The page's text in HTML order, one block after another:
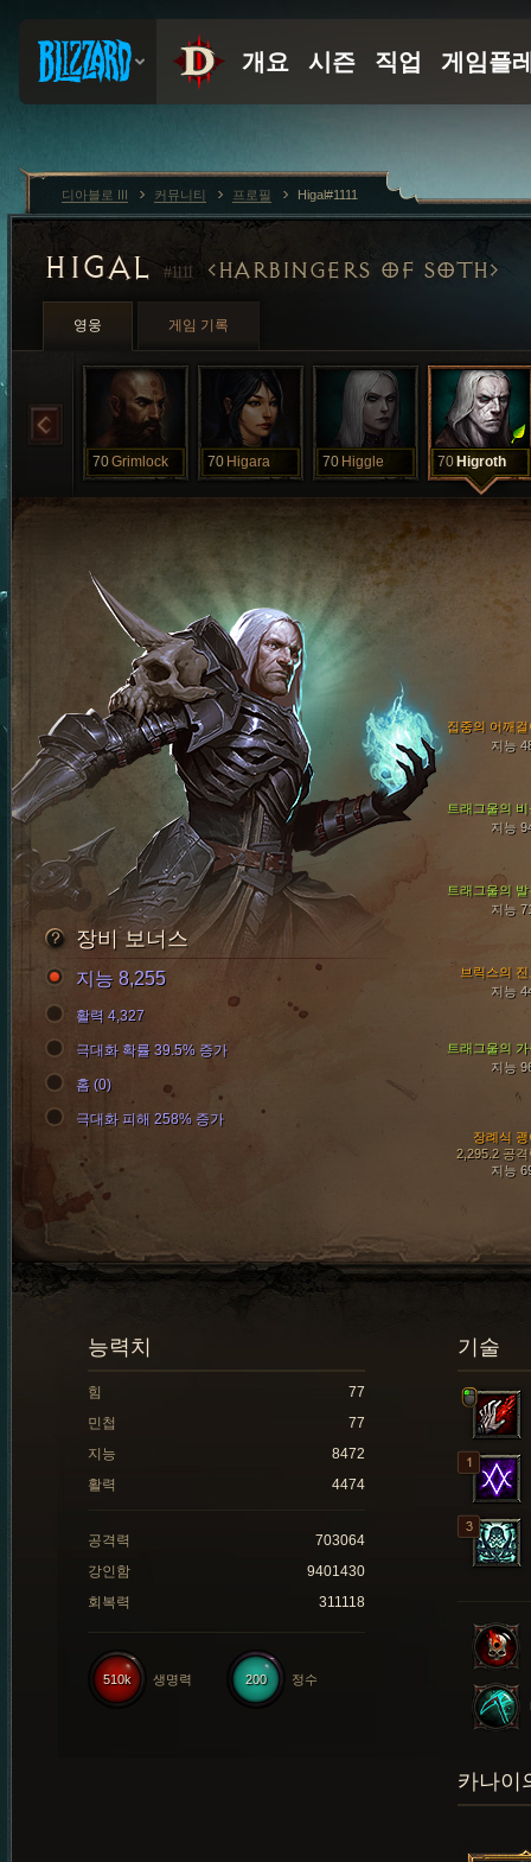
HIGAL #1111 HARBINGERS OF SOTH
영웅 게임 기록
70Grimlock 70 Higara 70 Higgle 70 Higroth
트래그울의 비
지능
트래그울의 발
지능
집중의 어깨걸
지능
트래그울의 가
지능
장례식 괭
2,295.2 공격
지능
브릭스의 진
지능
장비 보너스
지능 8,255
활력 4,327
극대화 확률 39.5% 증가
홈 (0)
극대화 피해 258% 증가
기술
능력치
힘
77
민첩
77
지능
8472
활력
4474
공격력
703064
강인함
9401430
회복력
311118
200 정수
510k 생명력
카나이
디아블로 III 커뮤니티 프로필 Higal#1111